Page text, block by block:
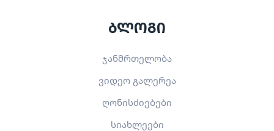
ბლოგი
ჯანმრთელობა
ვიდეო გალერეა
ღონისძიებები
სიახლეები